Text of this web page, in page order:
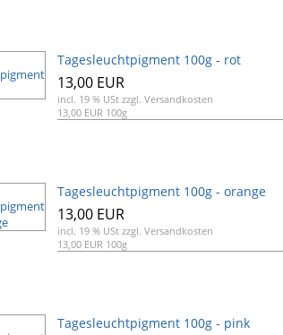
Tagesleuchtpigment 100g - rot
13,00 EUR
incl. 19 % USt zzgl. Versandkosten
13,00 EUR 100g
Tagesleuchtpigment 100g - orange
13,00 EUR
incl. 19 % USt zzgl. Versandkosten
13,00 EUR 100g
Tagesleuchtpigment 100g - pink